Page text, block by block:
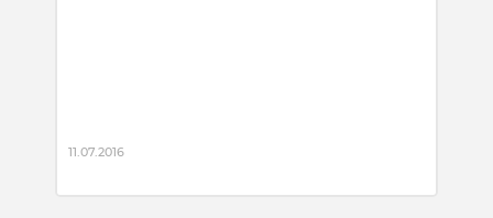
11.07.2016